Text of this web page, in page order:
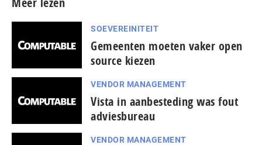
SOEVEREINITEIT
Gemeenten moeten vaker open
source kiezen
VENDOR MANAGEMENT
Vista in aanbesteding was fout
adviesbureau
VENDOR MANAGEMENT